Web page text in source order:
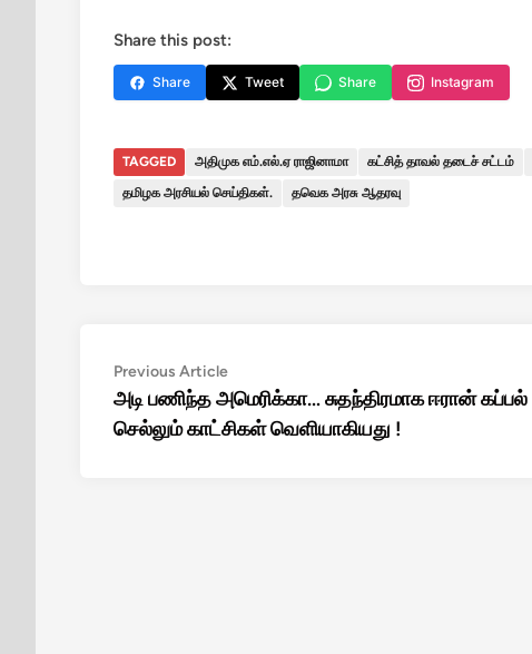
Share this post:
Share Tweet Share Instagram
TAGGED அதிமுக எம்.எல்.ஏ ராஜினாமா கட்சித் தாவல் தடைச் சட்டம்
தமிழக அரசியல் செய்திகள்.
தவெக அரசு ஆதரவு
Post
navigation
Previous ArticlePrevious
article:
அடி பணிந்த அமெரிக்கா… சுதந்திரமாக ஈரான் கப்பல்
செல்லும் காட்சிகள் வெளியாகியது !